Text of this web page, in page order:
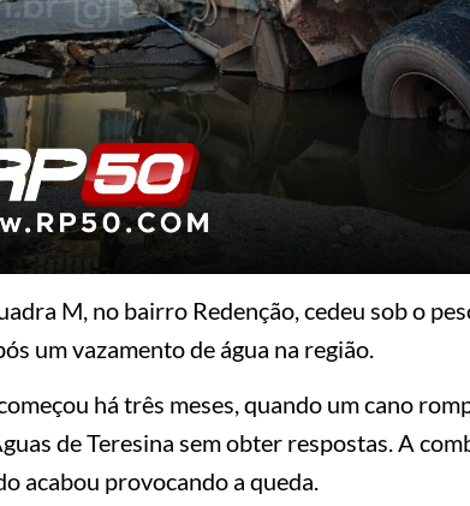
M, no bairro Redenção, cedeu sob o
um vazamento de água na região.
há três meses, quando um cano
de Teresina sem obter respostas. A
acabou provocando a queda.